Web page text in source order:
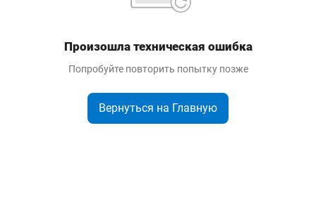
Произошла техническая ошибка
Попробуйте повторить попытку позже
Вернуться на Главную